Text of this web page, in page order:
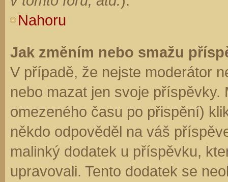
Nahoru
Jak změním nebo smažu
V případě, že nejste moderátor
nebo mazat jen svoje
omezeného času po přispění)
někdo odpověděl na váš
malinký dodatek u příspěvku,
upravovali. Tento dodatek se